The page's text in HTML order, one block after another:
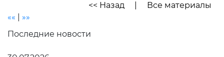
<< Назад
Все материалы
««
»»
Последние новости